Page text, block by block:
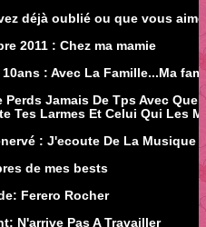
déjà oublié ou que vous
2011 : Chez ma mamie
: Avec La Famille...Ma
Jamais De Tps Avec
Tes Larmes Et Celui Qui Les
: J'ecoute De La Musique
de mes bests
Ferero Rocher
N'arrive Pas A Travailler